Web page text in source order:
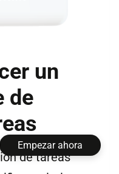
un
de
de tareas
Empezar ahora